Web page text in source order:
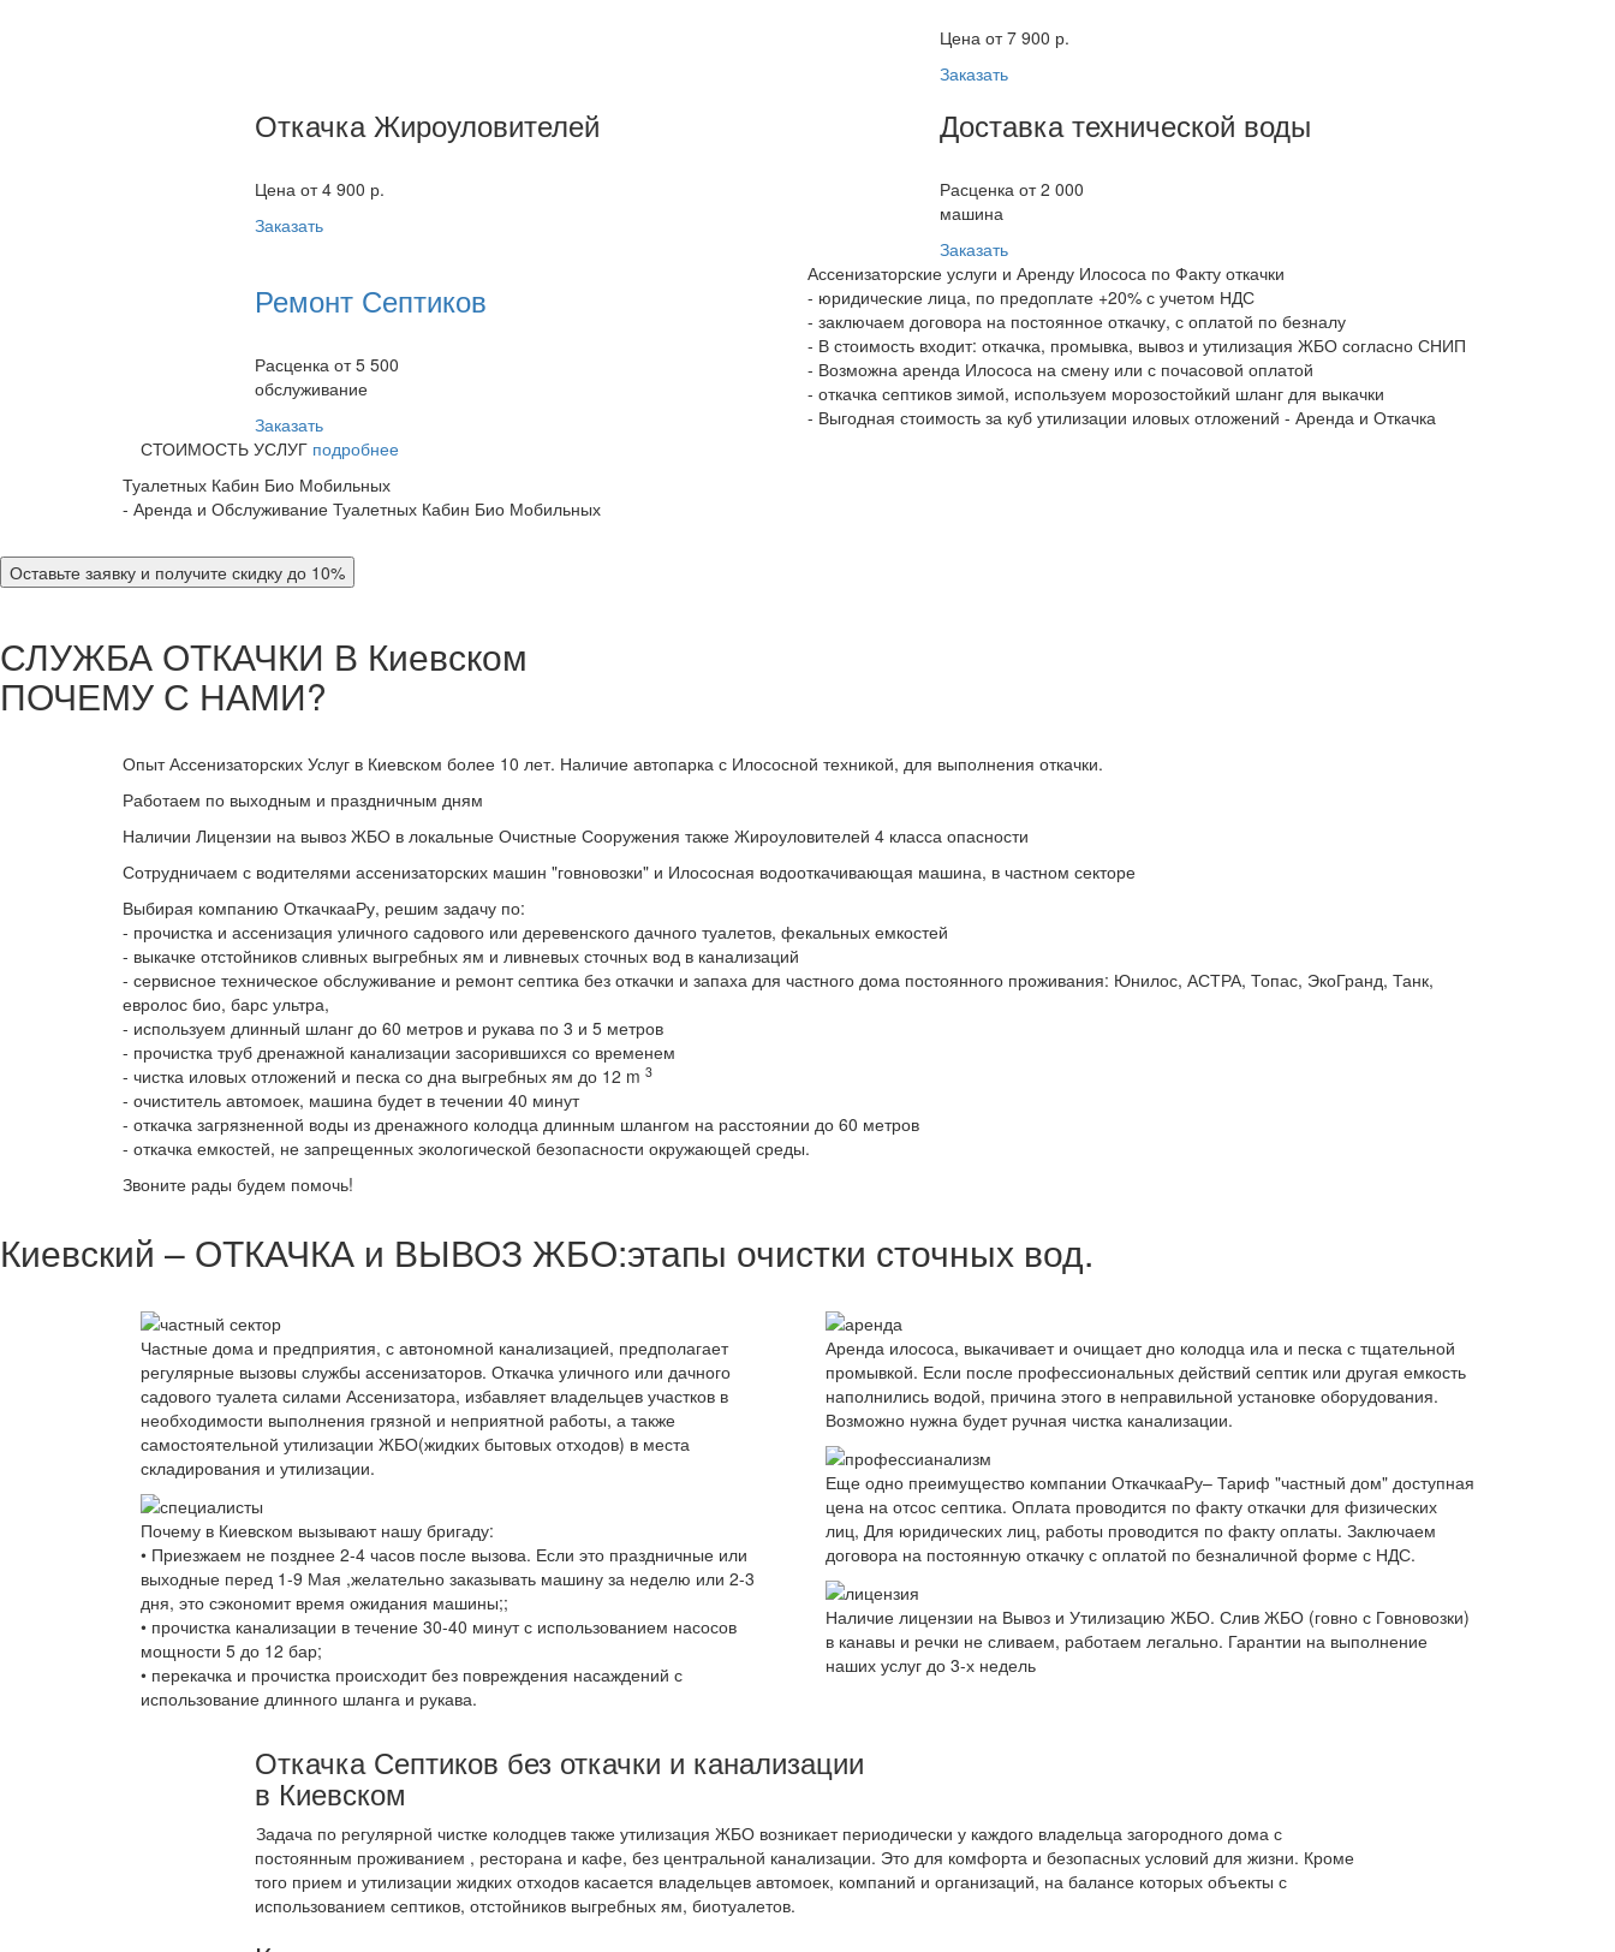
Цена от 7 900 р.
Заказать
Откачка Жироуловителей
Цена от 4 900 р.
Заказать
Доставка технической воды
Расценка от 2 000
машина
Заказать
Ремонт Септиков
Расценка от 5 500
обслуживание
Заказать
СТОИМОСТЬ УСЛУГ подробнее
Ассенизаторские услуги и Аренду Илососа по Факту откачки
- юридические лица, по предоплате +20% с учетом НДС
- заключаем договора на постоянное откачку, с оплатой по безналу
- В стоимость входит: откачка, промывка, вывоз и утилизация ЖБО согласно СНИП
- Возможна аренда Илососа на смену или с почасовой оплатой
- откачка септиков зимой, используем морозостойкий шланг для выкачки
- Выгодная стоимость за куб утилизации иловых отложений - Аренда и Откачка
Туалетных Кабин Био Мобильных
- Аренда и Обслуживание Туалетных Кабин Био Мобильных
Оставьте заявку и получите скидку до 10%
СЛУЖБА ОТКАЧКИ В Киевском
ПОЧЕМУ С НАМИ?
Опыт Ассенизаторских Услуг в Киевском более 10 лет. Наличие автопарка с Илососной техникой, для выполнения откачки.
Работаем по выходным и праздничным дням
Наличии Лицензии на вывоз ЖБО в локальные Очистные Сооружения также Жироуловителей 4 класса опасности
Сотрудничаем с водителями ассенизаторских машин "говновозки" и Илососная водооткачивающая машина, в частном секторе
Выбирая компанию ОткачкааРу, решим задачу по:
- прочистка и ассенизация уличного садового или деревенского дачного туалетов, фекальных емкостей
- выкачке отстойников сливных выгребных ям и ливневых сточных вод в канализаций
- сервисное техническое обслуживание и ремонт септика без откачки и запаха для частного дома постоянного проживания: Юнилос, АСТРА, Топас, ЭкоГранд, Танк,
евролос био, барс ультра,
- используем длинный шланг до 60 метров и рукава по 3 и 5 метров
- прочистка труб дренажной канализации засорившихся со временем
- чистка иловых отложений и песка со дна выгребных ям до 12 m 3
- очиститель автомоек, машина будет в течении 40 минут
- откачка загрязненной воды из дренажного колодца длинным шлангом на расстоянии до 60 метров
- откачка емкостей, не запрещенных экологической безопасности окружающей среды.
Звоните рады будем помочь!
Киевский – ОТКАЧКА и ВЫВОЗ ЖБО:этапы очистки сточных вод.
Частные дома и предприятия, с автономной канализацией, предполагает
регулярные вызовы службы ассенизаторов. Откачка уличного или дачного
садового туалета силами Ассенизатора, избавляет владельцев участков в
необходимости выполнения грязной и неприятной работы, а также
самостоятельной утилизации ЖБО(жидких бытовых отходов) в места
складирования и утилизации.
Почему в Киевском вызывают нашу бригаду:
• Приезжаем не позднее 2-4 часов после вызова. Если это праздничные или
выходные перед 1-9 Мая ,желательно заказывать машину за неделю или 2-3
дня, это сэкономит время ожидания машины;;
• прочистка канализации в течение 30-40 минут с использованием насосов
мощности 5 до 12 бар;
• перекачка и прочистка происходит без повреждения насаждений с
использование длинного шланга и рукава.
Аренда илососа, выкачивает и очищает дно колодца ила и песка с тщательной
промывкой. Если после профессиональных действий септик или другая емкость
наполнились водой, причина этого в неправильной установке оборудования.
Возможно нужна будет ручная чистка канализации.
Еще одно преимущество компании ОткачкааРу– Тариф "частный дом" доступная
цена на отсос септика. Оплата проводится по факту откачки для физических
лиц, Для юридических лиц, работы проводится по факту оплаты. Заключаем
договора на постоянную откачку с оплатой по безналичной форме с НДС.
Наличие лицензии на Вывоз и Утилизацию ЖБО. Слив ЖБО (говно с Говновозки)
в канавы и речки не сливаем, работаем легально. Гарантии на выполнение
наших услуг до 3-х недель
Откачка Септиков без откачки и канализации
в Киевском
Задача по регулярной чистке колодцев также утилизация ЖБО возникает периодически у каждого владельца загородного дома с
постоянным проживанием , ресторана и кафе, без центральной канализации. Это для комфорта и безопасных условий для жизни. Кроме
того прием и утилизации жидких отходов касается владельцев автомоек, компаний и организаций, на балансе которых объекты с
использованием септиков, отстойников выгребных ям, биотуалетов.